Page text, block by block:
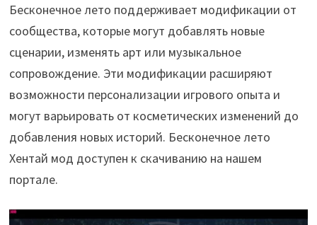
Бесконечное лето поддерживает модификации от
сообщества, которые могут добавлять новые
сценарии, изменять арт или музыкальное
сопровождение. Эти модификации расширяют
возможности персонализации игрового опыта и
могут варьировать от косметических изменений до
добавления новых историй. Бесконечное лето
Хентай мод доступен к скачиванию на нашем
портале.